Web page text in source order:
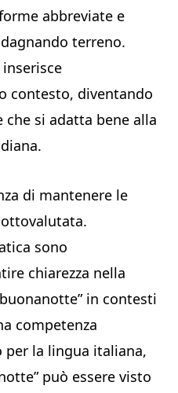
abbreviate e
terreno.
inserisce
contesto, diventando
si adatta bene alla
di mantenere le
sono
chiarezza nella
in contesti
competenza
la lingua italiana,
può essere visto